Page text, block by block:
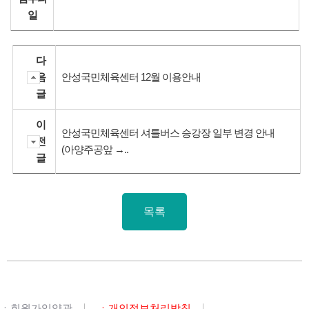
일
다
음
글
안성국민체육센터 12월 이용안내
이
전
글
안성국민체육센터 셔틀버스 승강장 일부 변경 안내
(아양주공앞 →..
목록